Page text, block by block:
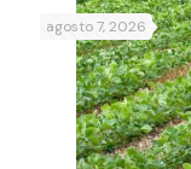
agosto 7, 2026